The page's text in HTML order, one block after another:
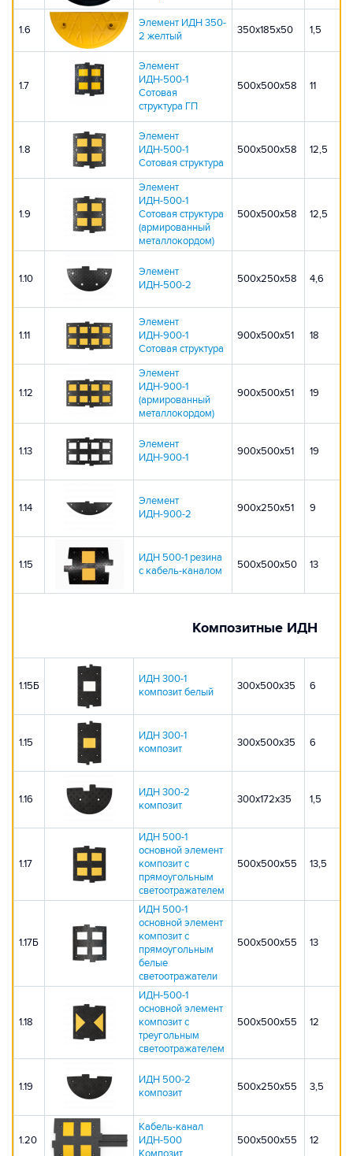
1.6
Элемент ИДН 350-
2 желтый
350х185х50 1,5
1.7
Элемент
ИДН-500-1
Сотовая
структура ГП
500x500x58 11
1.8
Элемент
ИДН-500-1
Сотовая структура
500x500x58 12,5
1.9
Элемент
ИДН-500-1
Сотовая структура
(армированный
металлокордом)
500x500x58 12,5
1.10
Элемент
ИДН-500-2
500x250x58 4,6
1.11
Элемент
ИДН-900-1
Сотовая структура
900x500x51 18
1.12
Элемент
ИДН-900-1
(армированный
металлокордом)
900x500x51 19
1.13
Элемент
ИДН-900-1
900x500x51 19
1.14
Элемент
ИДН-900-2
900x250x51 9
1.15
ИДН 500-1 резина
с кабель-каналом
500х500х50 13
Композитные ИДН
1.15Б
ИДН 300-1
композит белый
300х500х35 6
1.15
ИДН 300-1
композит
300х500х35 6
1.16
ИДН 300-2
композит
300х172х35 1,5
1.17
ИДН 500-1
основной элемент
композит с
прямоугольным
светоотражателем
500х500х55 13,5
1.17Б
ИДН 500-1
основной элемент
композит с
прямоугольным
белые
светоотражатели
500х500х55 13
1.18
ИДН-500-1
основной элемент
композит с
треугольным
светоотражателем
500х500х55 12
1.19
ИДН 500-2
композит
500х250х55 3,5
1.20
Кабель-канал
ИДН-500
500х500х55 12